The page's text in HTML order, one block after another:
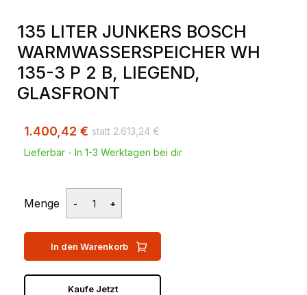
135 LITER JUNKERS BOSCH
WARMWASSERSPEICHER WH
135-3 P 2 B, LIEGEND,
GLASFRONT
2.613,24 €
1.400,42 €
Lieferbar - In 1-3 Werktagen bei dir
Menge
In den Warenkorb
Kaufe Jetzt